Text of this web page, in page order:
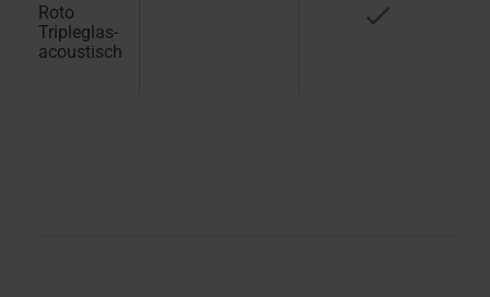
Roto
Tripleglas-
acoustisch